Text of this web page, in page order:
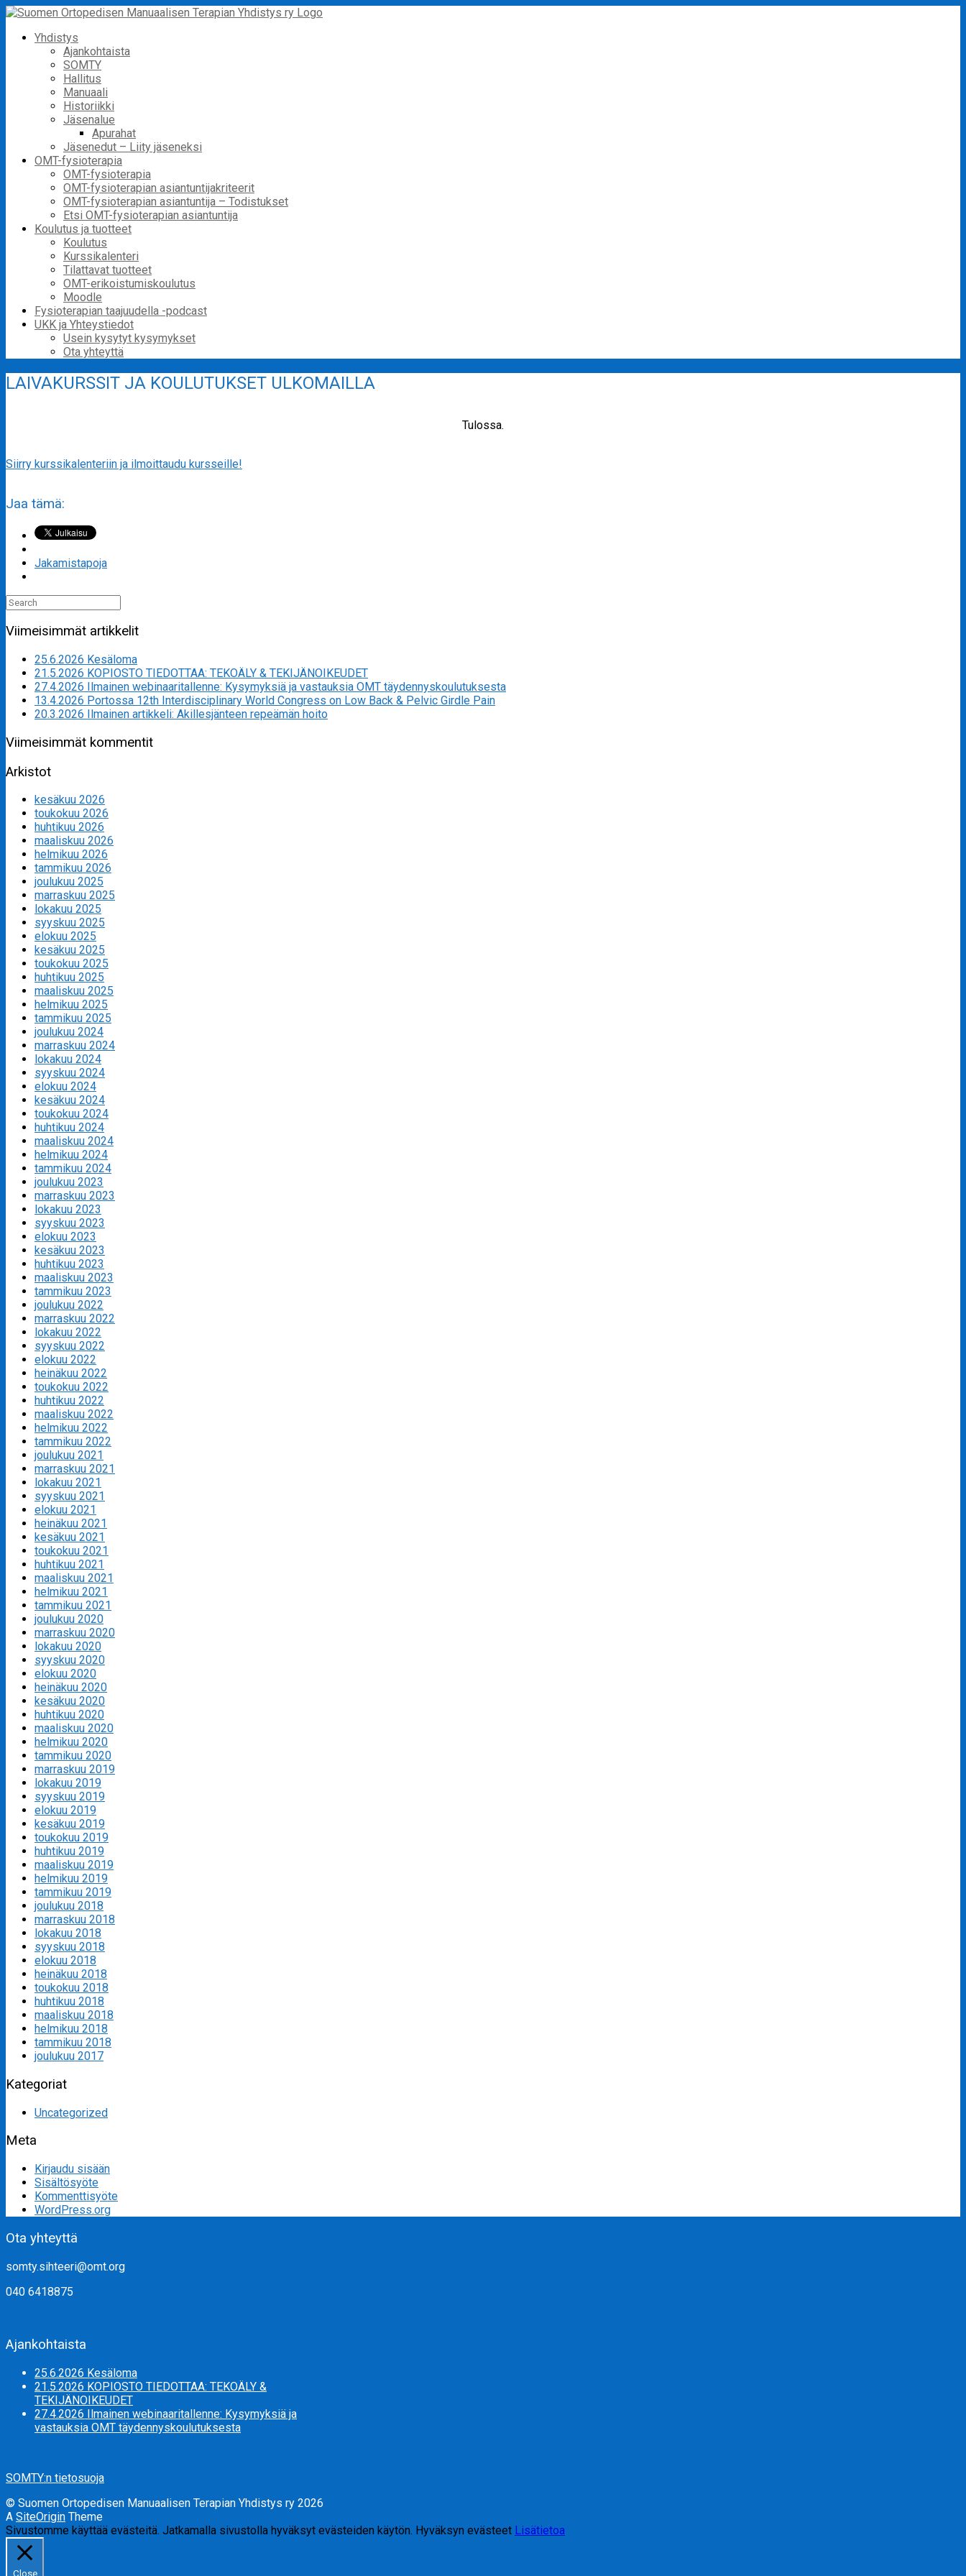
Skip
contentYhdistys
Ajankohtaista
SOMTY
Hallitus
Manuaali
Historiikki
Jäsenalue
Apurahat
Jäsenedut – Liity jäseneksi
OMT-fysioterapia
OMT-fysioterapia
OMT-fysioterapian asiantuntijakriteerit
OMT-fysioterapian asiantuntija – Todistukset
Etsi OMT-fysioterapian asiantuntija
Koulutus ja tuotteet
Koulutus
Kurssikalenteri
Tilattavat tuotteet
OMT-erikoistumiskoulutus
Moodle
Fysioterapian taajuudella -podcast
UKK ja Yhteystiedot
Usein kysytyt kysymykset
Ota yhteyttä
LAIVAKURSSIT JA KOULUTUKSET ULKOMAILLA
Tulossa.
Siirry kurssikalenteriin ja ilmoittaudu kursseille!
Jaa tämä:
Jakamistapoja
Search
for:
Viimeisimmät artikkelit
25.6.2026 Kesäloma
21.5.2026 KOPIOSTO TIEDOTTAA: TEKOÄLY & TEKIJÄNOIKEUDET
27.4.2026 Ilmainen webinaaritallenne: Kysymyksiä ja vastauksia OMT täydennyskoulutuksesta
13.4.2026 Portossa 12th Interdisciplinary World Congress on Low Back & Pelvic Girdle Pain
20.3.2026 Ilmainen artikkeli: Akillesjänteen repeämän hoito
Viimeisimmät kommentit
Arkistot
kesäkuu 2026
toukokuu 2026
huhtikuu 2026
maaliskuu 2026
helmikuu 2026
tammikuu 2026
joulukuu 2025
marraskuu 2025
lokakuu 2025
syyskuu 2025
elokuu 2025
kesäkuu 2025
toukokuu 2025
huhtikuu 2025
maaliskuu 2025
helmikuu 2025
tammikuu 2025
joulukuu 2024
marraskuu 2024
lokakuu 2024
syyskuu 2024
elokuu 2024
kesäkuu 2024
toukokuu 2024
huhtikuu 2024
maaliskuu 2024
helmikuu 2024
tammikuu 2024
joulukuu 2023
marraskuu 2023
lokakuu 2023
syyskuu 2023
elokuu 2023
kesäkuu 2023
huhtikuu 2023
maaliskuu 2023
tammikuu 2023
joulukuu 2022
marraskuu 2022
lokakuu 2022
syyskuu 2022
elokuu 2022
heinäkuu 2022
toukokuu 2022
huhtikuu 2022
maaliskuu 2022
helmikuu 2022
tammikuu 2022
joulukuu 2021
marraskuu 2021
lokakuu 2021
syyskuu 2021
elokuu 2021
heinäkuu 2021
kesäkuu 2021
toukokuu 2021
huhtikuu 2021
maaliskuu 2021
helmikuu 2021
tammikuu 2021
joulukuu 2020
marraskuu 2020
lokakuu 2020
syyskuu 2020
elokuu 2020
heinäkuu 2020
kesäkuu 2020
huhtikuu 2020
maaliskuu 2020
helmikuu 2020
tammikuu 2020
marraskuu 2019
lokakuu 2019
syyskuu 2019
elokuu 2019
kesäkuu 2019
toukokuu 2019
huhtikuu 2019
maaliskuu 2019
helmikuu 2019
tammikuu 2019
joulukuu 2018
marraskuu 2018
lokakuu 2018
syyskuu 2018
elokuu 2018
heinäkuu 2018
toukokuu 2018
huhtikuu 2018
maaliskuu 2018
helmikuu 2018
tammikuu 2018
joulukuu 2017
Kategoriat
Uncategorized
Meta
Kirjaudu sisään
Sisältösyöte
Kommenttisyöte
WordPress.org
Ota yhteyttä
somty.sihteeri@omt.org
040 6418875
Ajankohtaista
25.6.2026 Kesäloma
21.5.2026 KOPIOSTO TIEDOTTAA: TEKOÄLY &
TEKIJÄNOIKEUDET
27.4.2026 Ilmainen webinaaritallenne: Kysymyksiä ja
vastauksia OMT täydennyskoulutuksesta
SOMTY:n tietosuoja
© Suomen Ortopedisen Manuaalisen Terapian Yhdistys ry 2026
A SiteOrigin Theme
Sivustomme käyttää evästeitä. Jatkamalla sivustolla hyväksyt evästeiden käytön. Hyväksyn evästeet Lisätietoa
Close